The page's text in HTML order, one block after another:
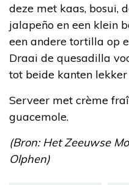
deze met kaas, bosui,
jalapeño en een klein
een andere tortilla op
Draai de quesadilla
tot beide kanten
Serveer met crème
guacemole.
(Bron: Het Zeeuwse
Olphen)